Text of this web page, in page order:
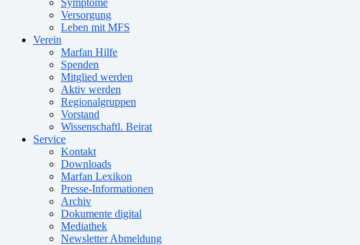
Symptome
Versorgung
Leben mit MFS
Verein
Marfan Hilfe
Spenden
Mitglied werden
Aktiv werden
Regionalgruppen
Vorstand
Wissenschaftl. Beirat
Service
Kontakt
Downloads
Marfan Lexikon
Presse-Informationen
Archiv
Dokumente digital
Mediathek
Newsletter Abmeldung